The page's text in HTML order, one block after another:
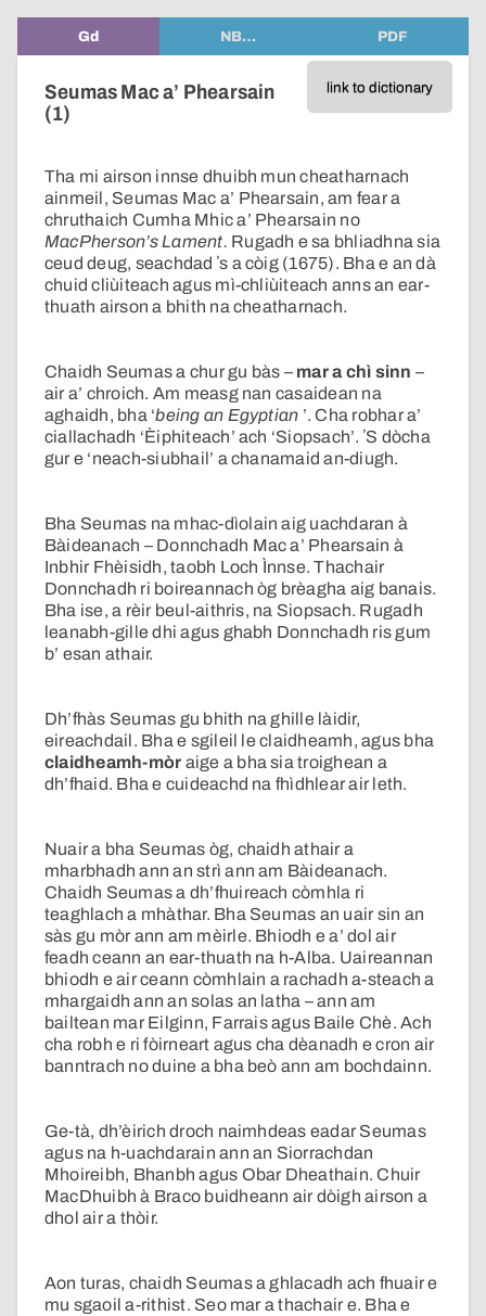
Gd NB… PDF
link to dictionary
Seumas Mac a’ Phearsain
(1)
Tha mi airson innse dhuibh mun cheatharnach
ainmeil, Seumas Mac a’ Phearsain, am fear a
chruthaich Cumha Mhic a’ Phearsain no
MacPherson’s Lament. Rugadh e sa bhliadhna sia
ceud deug, seachdad ʼs a còig (1675). Bha e an dà
chuid cliùiteach agus mì-chliùiteach anns an ear-
thuath airson a bhith na cheatharnach.
Chaidh Seumas a chur gu bàs – mar a chì sinn –
air a’ chroich. Am measg nan casaidean na
aghaidh, bha ‘being an Egyptian ’. Cha robhar a’
ciallachadh ‘Èiphiteach’ ach ‘Siopsach’. ʼS dòcha
gur e ‘neach-siubhail’ a chanamaid an-diugh.
Bha Seumas na mhac-dìolain aig uachdaran à
Bàideanach – Donnchadh Mac a’ Phearsain à
Inbhir Fhèisidh, taobh Loch Ìnnse. Thachair
Donnchadh ri boireannach òg brèagha aig banais.
Bha ise, a rèir beul-aithris, na Siopsach. Rugadh
leanabh-gille dhi agus ghabh Donnchadh ris gum
b’ esan athair.
Dh’fhàs Seumas gu bhith na ghille làidir,
eireachdail. Bha e sgileil le claidheamh, agus bha
claidheamh-mòr aige a bha sia troighean a
dh’fhaid. Bha e cuideachd na fhìdhlear air leth.
Nuair a bha Seumas òg, chaidh athair a
mharbhadh ann an strì ann am Bàideanach.
Chaidh Seumas a dh’fhuireach còmhla ri
teaghlach a mhàthar. Bha Seumas an uair sin an
sàs gu mòr ann am mèirle. Bhiodh e a’ dol air
feadh ceann an ear-thuath na h-Alba. Uaireannan
bhiodh e air ceann còmhlain a rachadh a-steach a
mhargaidh ann an solas an latha – ann am
bailtean mar Eilginn, Farrais agus Baile Chè. Ach
cha robh e ri fòirneart agus cha dèanadh e cron air
banntrach no duine a bha beò ann am bochdainn.
Ge-tà, dh’èirich droch naimhdeas eadar Seumas
agus na h-uachdarain ann an Siorrachdan
Mhoireibh, Bhanbh agus Obar Dheathain. Chuir
MacDhuibh à Braco buidheann air dòigh airson a
dhol air a thòir.
Aon turas, chaidh Seumas a ghlacadh ach fhuair e
mu sgaoil a-rithist. Seo mar a thachair e. Bha e